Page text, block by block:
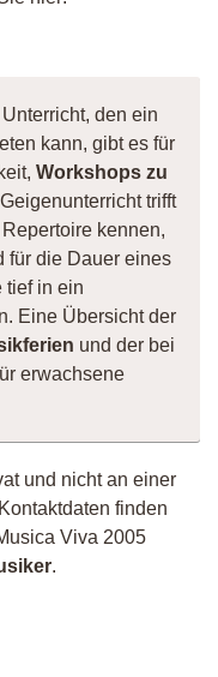
den ein
kann, gibt es für
Workshops zu
trifft
kennen,
für die Dauer eines
tief in ein
Eine Übersicht der
und der bei
erwachsene
und nicht an einer
finden
Viva 2005
.